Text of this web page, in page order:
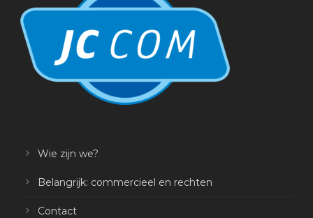
Wie zijn we?
Belangrijk: commercieel en rechten
Contact